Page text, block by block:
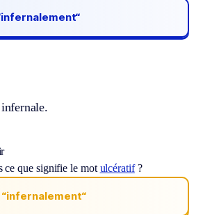
ce que signifie le mot ulcératif?
“infernalement“